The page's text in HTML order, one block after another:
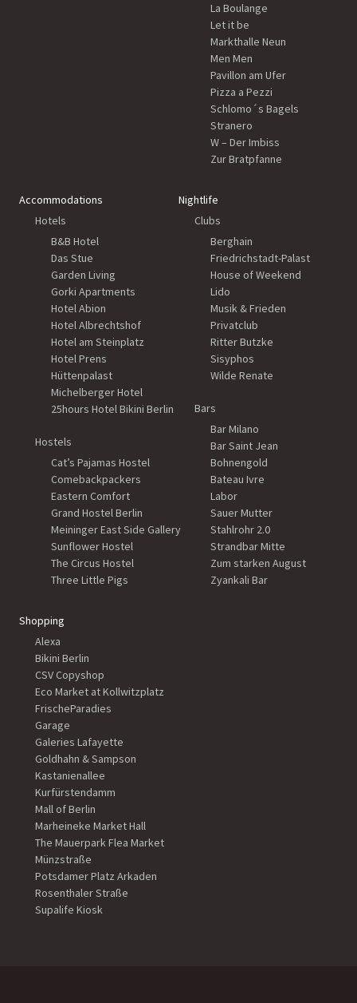
La Boulange
Let it be
Markthalle Neun
Men Men
Pavillon am Ufer
Pizza a Pezzi
Schlomo´s Bagels
Stranero
W – Der Imbiss
Zur Bratpfanne
Accommodations
Hotels
B&B Hotel
Das Stue
Garden Living
Gorki Apartments
Hotel Abion
Hotel Albrechtshof
Hotel am Steinplatz
Hotel Prens
Hüttenpalast
Michelberger Hotel
25hours Hotel Bikini Berlin
Hostels
Cat’s Pajamas Hostel
Comebackpackers
Eastern Comfort
Grand Hostel Berlin
Meininger East Side Gallery
Sunflower Hostel
The Circus Hostel
Three Little Pigs
Nightlife
Clubs
Berghain
Friedrichstadt-Palast
House of Weekend
Lido
Musik & Frieden
Privatclub
Ritter Butzke
Sisyphos
Wilde Renate
Bars
Bar Milano
Bar Saint Jean
Bohnengold
Bateau Ivre
Labor
Sauer Mutter
Stahlrohr 2.0
Strandbar Mitte
Zum starken August
Zyankali Bar
Shopping
Alexa
Bikini Berlin
CSV Copyshop
Eco Market at Kollwitzplatz
FrischeParadies
Garage
Galeries Lafayette
Goldhahn & Sampson
Kastanienallee
Kurfürstendamm
Mall of Berlin
Marheineke Market Hall
The Mauerpark Flea Market
Münzstraße
Potsdamer Platz Arkaden
Rosenthaler Straße
Supalife Kiosk